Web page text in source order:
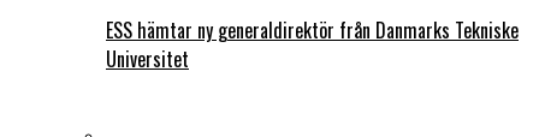
ESS hämtar ny generaldirektör från Danmarks Tekniske
Universitet